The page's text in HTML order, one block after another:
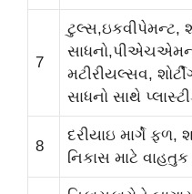
7
ટુલ્સ,ઇકવીપેમન્ટ,
મટીરીયલ્સવ,
સાધનો સાથે
8
દરીયાઇ માર્ગે ફળ,
નિકાસ માટે વાહતુક